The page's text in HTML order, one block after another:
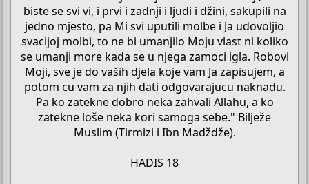
biste se svi vi, i prvi i zadnji i ljudi i džini, sakupili na
jedno mjesto, pa Mi svi uputili molbe i Ja udovoljio
svacijoj molbi, to ne bi umanjilo Moju vlast ni koliko
se umanji more kada se u njega zamoci igla. Robovi
Moji, sve je do vaših djela koje vam Ja zapisujem, a
potom cu vam za njih dati odgovarajucu naknadu.
Pa ko zatekne dobro neka zahvali Allahu, a ko
zatekne loše neka kori samoga sebe." Bilježe
Muslim (Tirmizi i Ibn Madždže).
HADIS 18